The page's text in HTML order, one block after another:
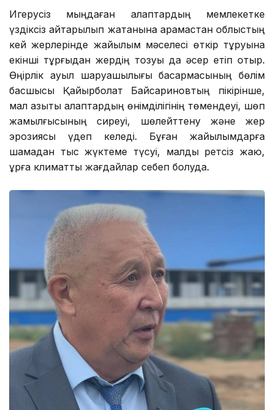
Игерусіз мыңдаған алқаптардың мемлекетке
үздіксіз қайтарылып жатқанына қарамастан облыстың
кей жерлерінде жайылым мәселесі өткір тұруына
екінші тұрғыдан жердің тозуы да әсер етіп отыр.
Өңірлік ауыл шаруашылығы басқармасының бөлім
басшысы Қайырболат Байсариновтың пікірінше,
мал азықтық алқаптардың өнімділігінің төмендеуі, шөп
жамылғысының сиреуі, шөлейттену және жер
эрозиясы үдеп келеді. Бұған жайылымдарға
шамадан тыс жүктеме түсуі, малды ретсіз жаю,
құрғақ климаттық жағдайлар себеп болуда.